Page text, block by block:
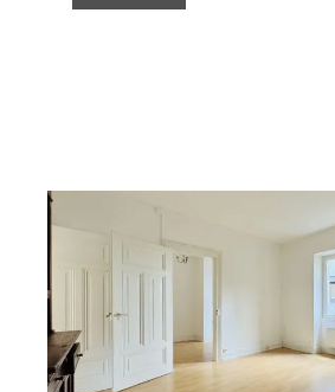
42,50 m
, 2 pièces
Ref : 23871
Appartement F2 à vendre
144 000 €
Visiter le site dédié